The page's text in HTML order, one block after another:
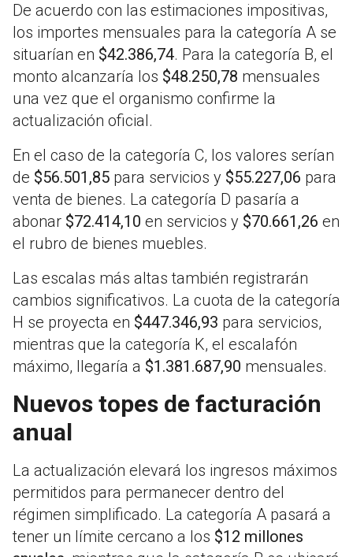
De acuerdo con las estimaciones impositivas,
los importes mensuales para la categoría A se
situarían en $42.386,74. Para la categoría B, el
monto alcanzaría los $48.250,78 mensuales
una vez que el organismo confirme la
actualización oficial.
En el caso de la categoría C, los valores serían
de $56.501,85 para servicios y $55.227,06 para
venta de bienes. La categoría D pasaría a
abonar $72.414,10 en servicios y $70.661,26 en
el rubro de bienes muebles.
Las escalas más altas también registrarán
cambios significativos. La cuota de la categoría
H se proyecta en $447.346,93 para servicios,
mientras que la categoría K, el escalafón
máximo, llegaría a $1.381.687,90 mensuales.
Nuevos topes de facturación
anual
La actualización elevará los ingresos máximos
permitidos para permanecer dentro del
régimen simplificado. La categoría A pasará a
tener un límite cercano a los $12 millones